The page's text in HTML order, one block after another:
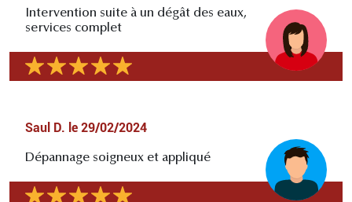
Intervention suite à un dégât des eaux,
services complet
Saul D. le 29/02/2024
Dépannage soigneux et appliqué